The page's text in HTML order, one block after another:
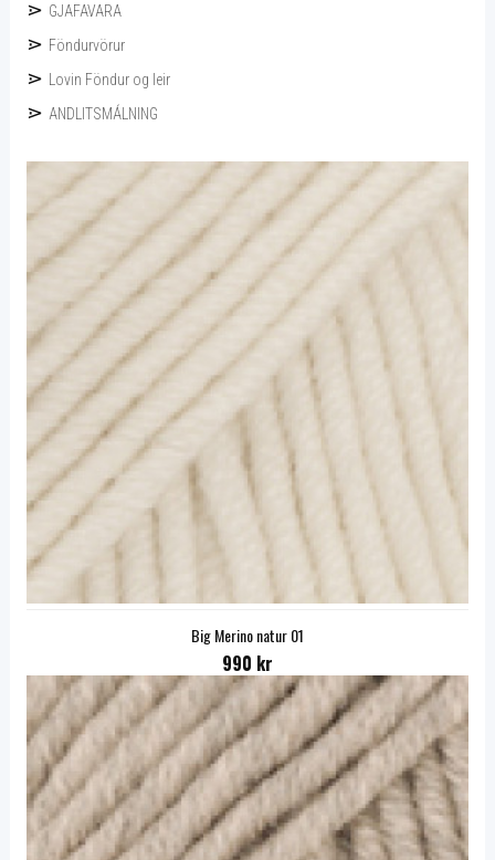
GJAFAVARA
Föndurvörur
Lovin Föndur og leir
ANDLITSMÁLNING
Big Merino natur 01
990 kr